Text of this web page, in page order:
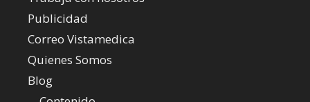
Publicidad
Correo Vistamedica
Quienes Somos
Blog